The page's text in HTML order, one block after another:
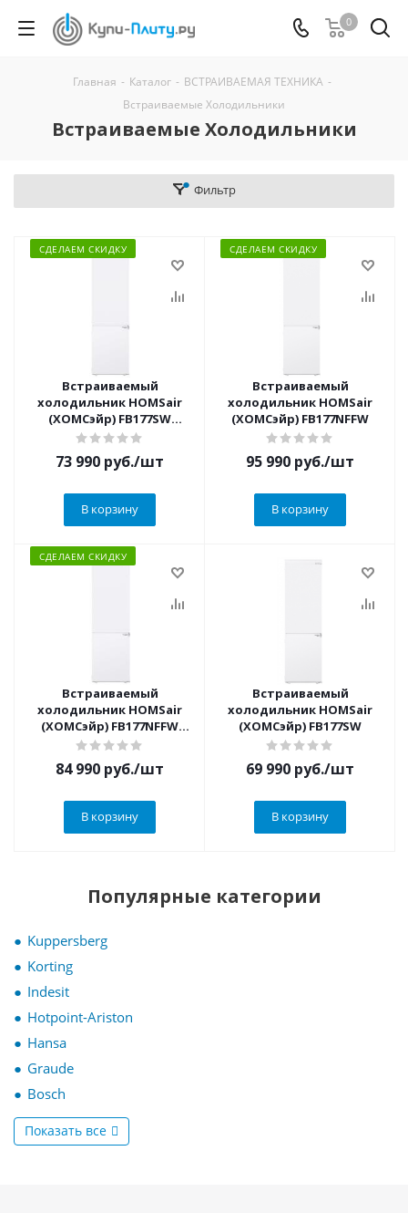
0
Главная - Каталог - ВСТРАИВАЕМАЯ ТЕХНИКА -
Встраиваемые Холодильники
Встраиваемые Холодильники
Фильтр
СДЕЛАЕМ СКИДКУ
Встраиваемый
холодильник HOMSair
(ХОМСэйр) FB177SW
Inverter
73 990 руб./шт
В корзину
СДЕЛАЕМ СКИДКУ
Встраиваемый
холодильник HOMSair
(ХОМСэйр) FB177NFFW
95 990 руб./шт
В корзину
СДЕЛАЕМ СКИДКУ
Встраиваемый
холодильник HOMSair
(ХОМСэйр) FB177NFFW
Inverter
84 990 руб./шт
В корзину
Встраиваемый
холодильник HOMSair
(ХОМСэйр) FB177SW
69 990 руб./шт
В корзину
Популярные категории
Kuppersberg
Korting
Indesit
Hotpoint-Ariston
Hansa
Graude
Bosch
Показать все